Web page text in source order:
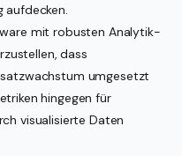
aufdecken.
mit robusten Analytik-
dass
umgesetzt
hingegen für
visualisierte Daten